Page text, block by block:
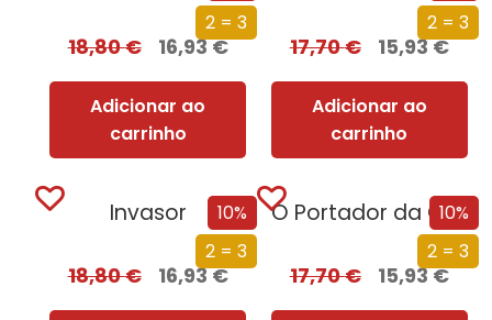
2 = 3
18,80€ 16,93€
Adicionar ao
carrinho
2 = 3
17,70€ 15,93€
Adicionar ao
carrinho
10%
2 = 3
Invasor
18,80€ 16,93€
10%
2 = 3
O Portador da Chama
17,70€ 15,93€